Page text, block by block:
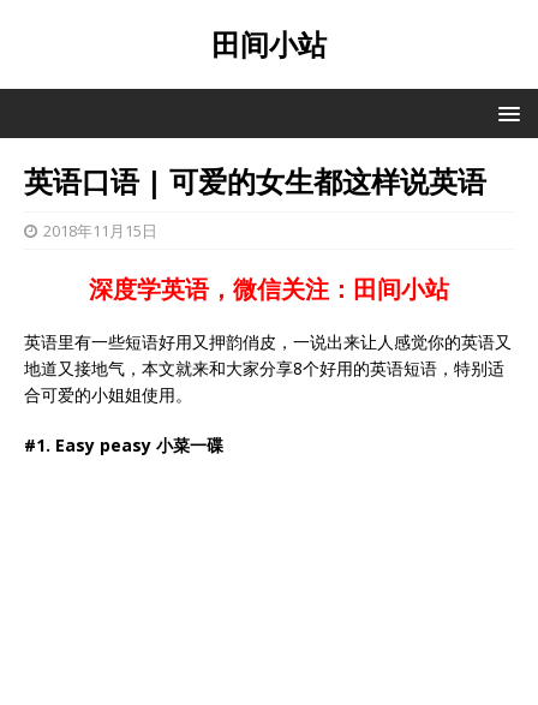
田间小站
英语口语 | 可爱的女生都这样说英语
2018年11月15日
深度学英语，微信关注：田间小站
英语里有一些短语好用又押韵俏皮，一说出来让人感觉你的英语又
地道又接地气，本文就来和大家分享8个好用的英语短语，特别适
合可爱的小姐姐使用。
#1. Easy peasy 小菜一碟